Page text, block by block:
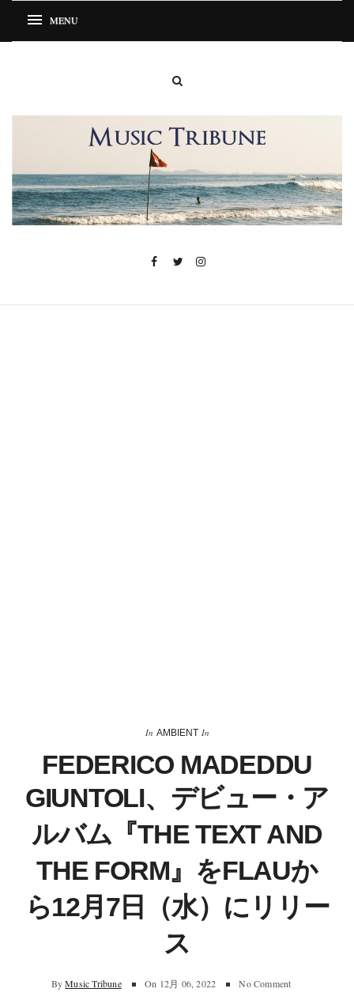
In AMBIENT In
FEDERICO MADEDDU
GIUNTOLI、デビュー・ア
ルバム『THE TEXT AND
THE FORM』をFLAUか
ら12月7日（水）にリリー
ス
By Music Tribune On 12月 06, 2022 No Comment